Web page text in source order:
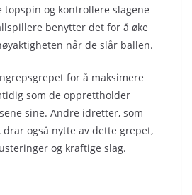
topspin og kontrollere slagene
benytter det for å øke
når de slår ballen.
for å maksimere
som de opprettholder
sine. Andre idretter, som
også nytte av dette grepet,
og kraftige slag.